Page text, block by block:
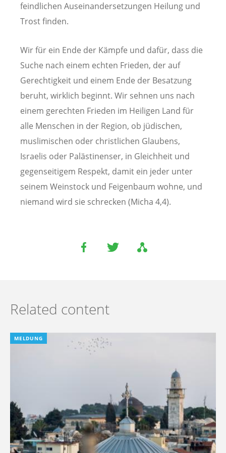
feindlichen Auseinandersetzungen Heilung und
Trost finden.
Wir für ein Ende der Kämpfe und dafür, dass die
Suche nach einem echten Frieden, der auf
Gerechtigkeit und einem Ende der Besatzung
beruht, wirklich beginnt. Wir sehnen uns nach
einem gerechten Frieden im Heiligen Land für
alle Menschen in der Region, ob jüdischen,
muslimischen oder christlichen Glaubens,
Israelis oder Palästinenser, in Gleichheit und
gegenseitigem Respekt, damit ein jeder unter
seinem Weinstock und Feigenbaum wohne, und
niemand wird sie schrecken (Micha 4,4).
Related content
MELDUNG